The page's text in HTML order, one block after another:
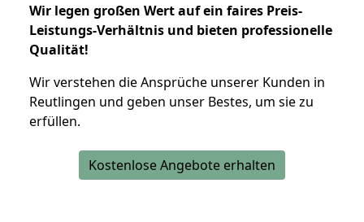
Wir legen großen Wert auf ein faires Preis-
Leistungs-Verhältnis und bieten professionelle
Qualität!
Wir verstehen die Ansprüche unserer Kunden in
Reutlingen und geben unser Bestes, um sie zu
erfüllen.
Kostenlose Angebote erhalten